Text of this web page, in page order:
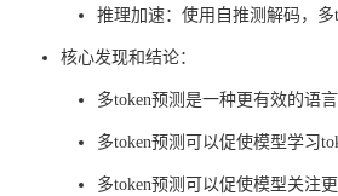
推理加速：使用自推测解码，
核心发现和结论：
多token预测是一种更有效的语
多token预测可以促使模型学习
多token预测可以促使模型关注